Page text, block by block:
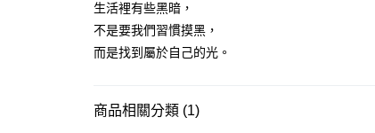
生活裡有些黑暗，
不是要我們習慣摸黑，
而是找到屬於自己的光。
商品相關分類 (1)